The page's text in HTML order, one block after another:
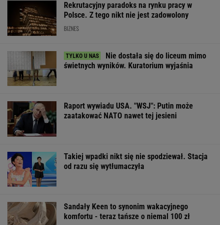
Rekrutacyjny paradoks na rynku pracy w
Polsce. Z tego nikt nie jest zadowolony
BIZNES
Nie dostała się do liceum mimo
świetnych wyników. Kuratorium wyjaśnia
Raport wywiadu USA. "WSJ": Putin może
zaatakować NATO nawet tej jesieni
Takiej wpadki nikt się nie spodziewał. Stacja
od razu się wytłumaczyła
Sandały Keen to synonim wakacyjnego
komfortu - teraz tańsze o niemal 100 zł